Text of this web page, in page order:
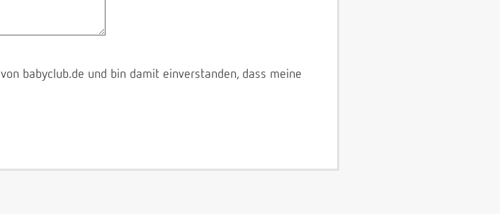
von babyclub.de und bin damit einverstanden, dass meine